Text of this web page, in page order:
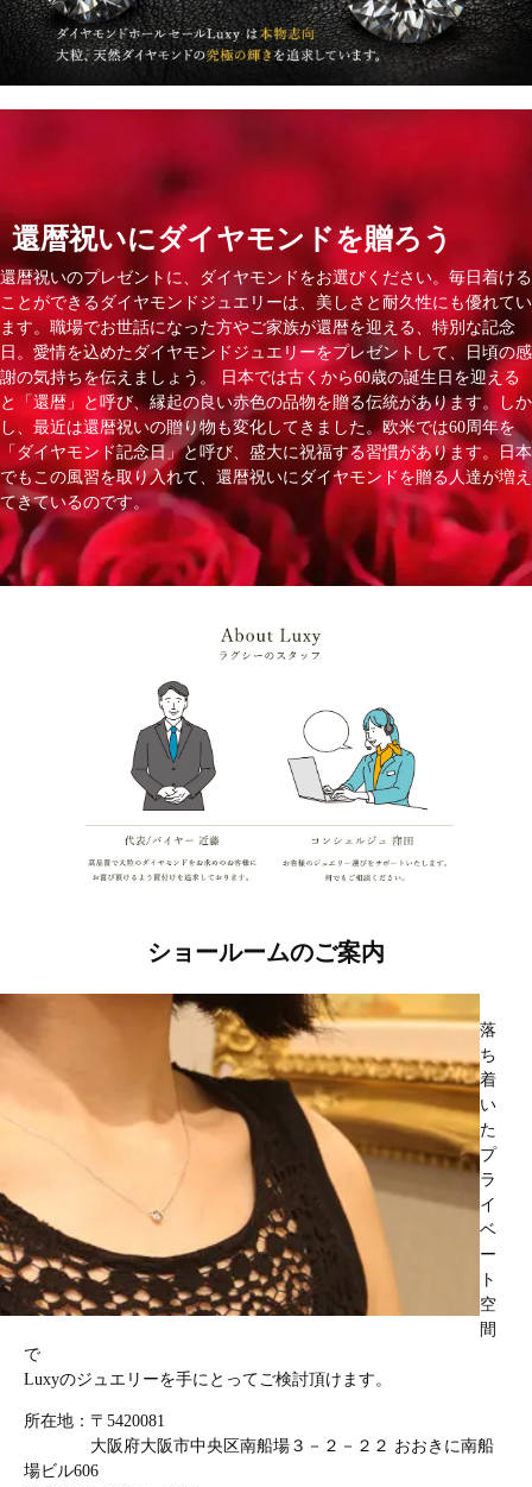
還暦祝いにダイヤモンドを贈ろう
還暦祝いのプレゼントに、ダイヤモンドをお選びください。毎日着ける
ことができるダイヤモンドジュエリーは、美しさと耐久性にも優れてい
ます。職場でお世話になった方やご家族が還暦を迎える、特別な記念
日。愛情を込めたダイヤモンドジュエリーをプレゼントして、日頃の感
謝の気持ちを伝えましょう。 日本では古くから60歳の誕生日を迎える
と「還暦」と呼び、縁起の良い赤色の品物を贈る伝統があります。しか
し、最近は還暦祝いの贈り物も変化してきました。欧米では60周年を
「ダイヤモンド記念日」と呼び、盛大に祝福する習慣があります。日本
でもこの風習を取り入れて、還暦祝いにダイヤモンドを贈る人達が増え
てきているのです。
ショールームのご案内
落
ち
着
い
た
プ
ラ
イ
ベ
ー
ト
空
間
で
Luxyのジュエリーを手にとってご検討頂けます。
所在地：〒5420081
大阪府大阪市中央区南船場３－２－２２ おおきに南船
場ビル606